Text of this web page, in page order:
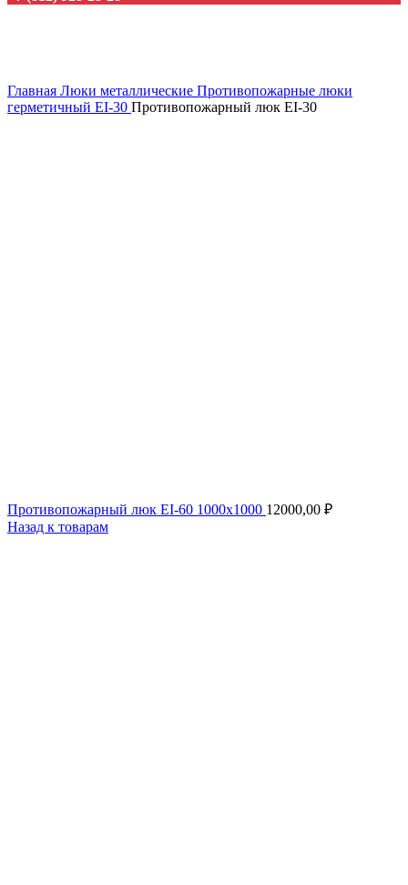
Главная Люки металлические Противопожарные люки
герметичный EI-30 Противопожарный люк EI-30
Противопожарный люк EI-60 1000x1000 12000,00 ₽
Назад к товарам